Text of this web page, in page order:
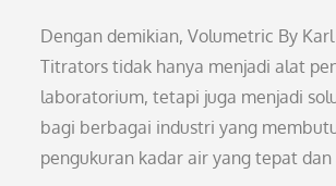
Dengan demikian, Volumetric By
Titrators tidak hanya menjadi alat
laboratorium, tetapi juga menjadi
bagi berbagai industri yang
pengukuran kadar air yang tepat